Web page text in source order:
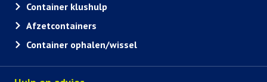
Container klushulp
Afzetcontainers
Container ophalen/wissel